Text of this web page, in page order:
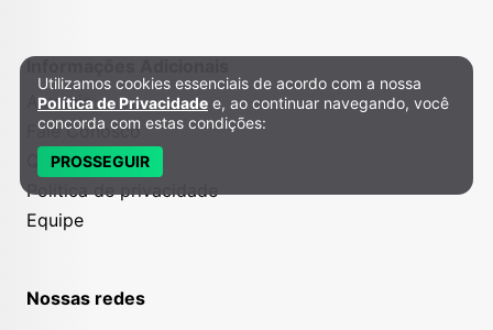
Informações Adicionais
Anuncie
Fale Conosco
Quem somos
Política de privacidade
Equipe
Nossas redes
Política de Privacidade e Cookies
Utilizamos cookies essenciais de acordo com a nossa
Política de Privacidade e, ao continuar navegando, você
concorda com estas condições:
PROSSEGUIR